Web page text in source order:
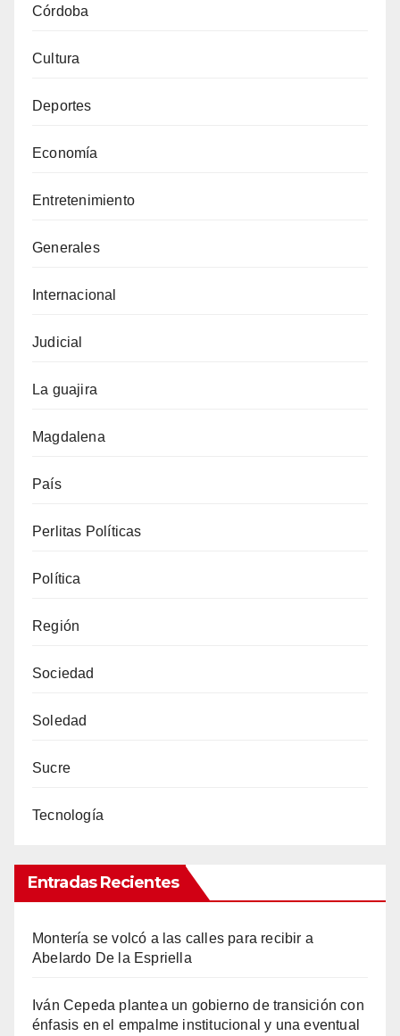
Córdoba
Cultura
Deportes
Economía
Entretenimiento
Generales
Internacional
Judicial
La guajira
Magdalena
País
Perlitas Políticas
Política
Región
Sociedad
Soledad
Sucre
Tecnología
Entradas Recientes
Montería se volcó a las calles para recibir a
Abelardo De la Espriella
Iván Cepeda plantea un gobierno de transición con
énfasis en el empalme institucional y una eventual